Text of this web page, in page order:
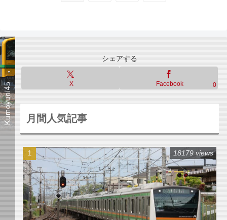
シェアする
X Facebook 0
月間人気記事
18179 views